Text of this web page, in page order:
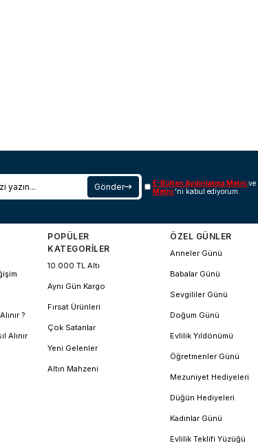
Gönder E-Bülten Aydınlatma Metnive
Metni 'ni kabul ediyorum.
?
Alınır
POPÜLER
KATEGORİLER
10.000 TL Altı
Aynı Gün Kargo
Fırsat Ürünleri
Çok Satanlar
Yeni Gelenler
Altın Mahzeni
ÖZEL GÜNLER
Anneler Günü
Babalar Günü
Sevgililer Günü
Doğum Günü
Evlilik Yıldönümü
Öğretmenler Günü
Mezuniyet Hediyeleri
Düğün Hediyeleri
Kadınlar Günü
Evlilik Teklifi Yüzüğü